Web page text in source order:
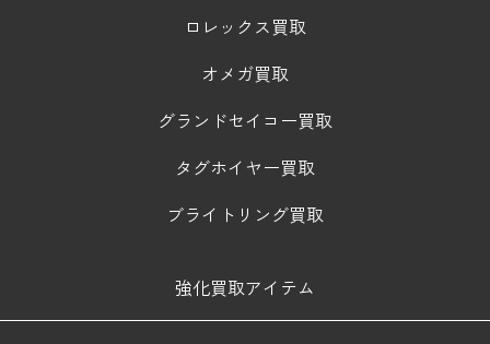
ロレックス買取
オメガ買取
グランドセイコー買取
タグホイヤー買取
ブライトリング買取
強化買取アイテム